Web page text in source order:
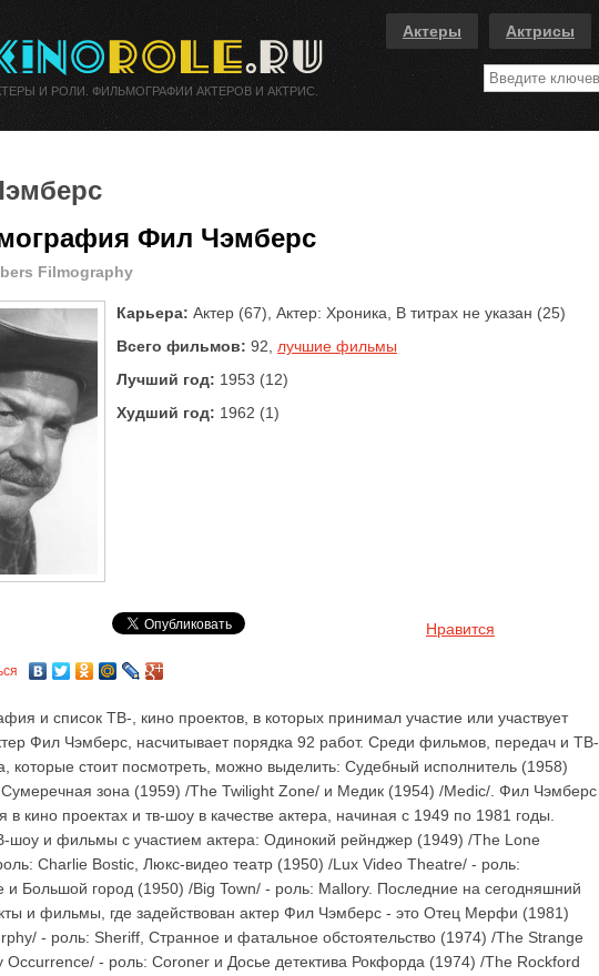
Актеры Актрисы
Фил Чэмберс
Filmography
Карьера: Актер (67), Актер: Хроника, В титрах не указан (25)
Всего фильмов: 92, лучшие фильмы
Лучший год: 1953 (12)
Худший год: 1962 (1)
Нравится
и список ТВ-, кино проектов, в которых принимал участие или участвует
Фил Чэмберс, насчитывает порядка 92 работ. Среди фильмов, передач и ТВ-
которые стоит посмотреть, можно выделить: Судебный исполнитель (1958)
зона (1959) /The Twilight Zone/ и Медик (1954) /Medic/. Фил Чэмберс
в кино проектах и тв-шоу в качестве актера, начиная с 1949 по 1981 годы.
шоу и фильмы с участием актера: Одинокий рейнджер (1949) /The Lone
Charlie Bostic, Люкс-видео театр (1950) /Lux Video Theatre/ - роль:
и Большой город (1950) /Big Town/ - роль: Mallory. Последние на сегодняшний
и фильмы, где задействован актер Фил Чэмберс - это Отец Мерфи (1981)
- роль: Sheriff, Странное и фатальное обстоятельство (1974) /The Strange
Occurrence/ - роль: Coroner и Досье детектива Рокфорда (1974) /The Rockford
И РОЛИ. ФИЛЬМОГРАФИИ АКТЕРОВ И АКТРИС.